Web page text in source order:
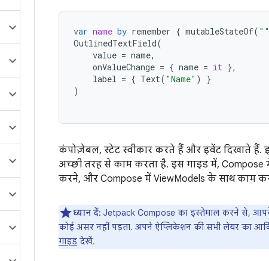
var name by remember { mutableStateOf( ""
OutlinedTextField(
value = name,
onValueChange = { name = it },
label = { Text( "Name" )
}
)
कंपोज़ेबल, स्टेट स्वीकार करते हैं और इवेंट दिखाते हैं.
अच्छी तरह से काम करता है. इस गाइड में,
करने, और Compose में ViewModels के साथ काम
ध्यान दें: Jetpack Compose का इस्तेमाल करने से,
कोई असर नहीं पड़ता. अपने ऐप्लिकेशन की सभी लेयर का
गाइड देखें.